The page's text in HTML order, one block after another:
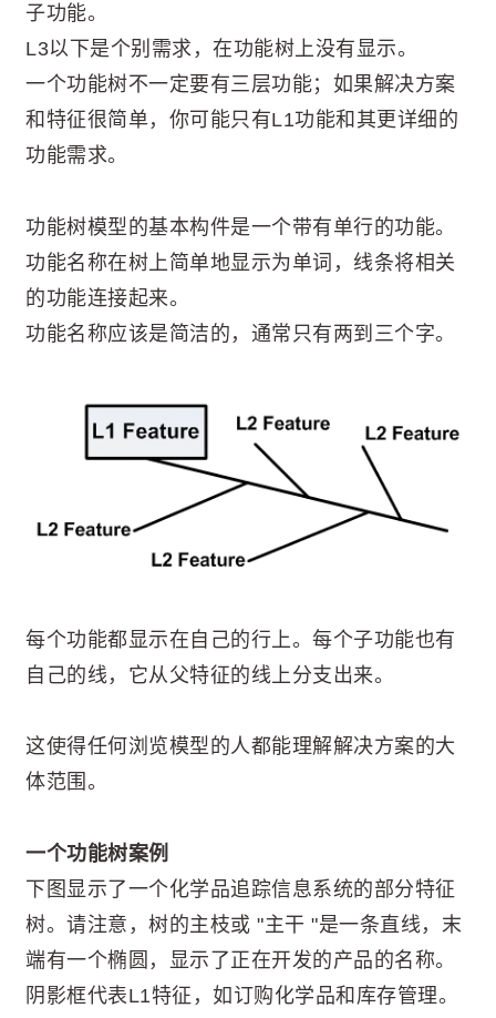
子功能。
L3以下是个别需求，在功能树上没有显示。
一个功能树不一定要有三层功能；如果解决方案
和特征很简单，你可能只有L1功能和其更详细的
功能需求。
功能树模型的基本构件是一个带有单行的功能。
功能名称在树上简单地显示为单词，线条将相关
的功能连接起来。
功能名称应该是简洁的，通常只有两到三个字。
每个功能都显示在自己的行上。每个子功能也有
自己的线，它从父特征的线上分支出来。
这使得任何浏览模型的人都能理解解决方案的大
体范围。
一个功能树案例
下图显示了一个化学品追踪信息系统的部分特征
树。请注意，树的主枝或 "主干 "是一条直线，末
端有一个椭圆，显示了正在开发的产品的名称。
阴影框代表L1特征，如订购化学品和库存管理。